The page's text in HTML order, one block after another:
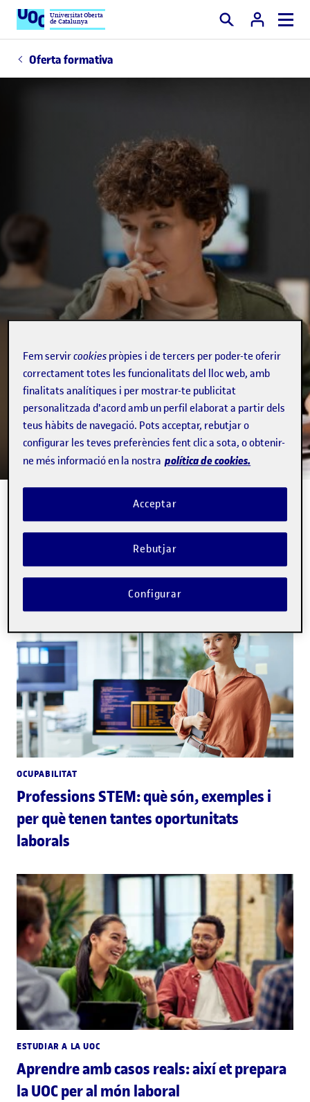
Universitat Oberta
de Catalunya Cercar
Oferta formativa
BLOG DE FORMACIÓ
Descobreix tot el que
cal per estudiar a la
UOC
Blog de Formació
Ocupabilitat Tendències Estudiar a la UOC
OCUPABILITAT
Professions STEM: què són, exemples i
per què tenen tantes oportunitats
laborals
ESTUDIAR A LA UOC
Aprendre amb casos reals: així et prepara
la UOC per al món laboral
Fem servircookies pròpies i de tercers per poder-te oferir
correctament totes les funcionalitats del lloc web, amb
finalitats analítiques i per mostrar-te publicitat
personalitzada d'acord amb un perfil elaborat a partir dels
teus hàbits de navegació. Pots acceptar, rebutjar o
configurar les teves preferències fent clic a sota, o obtenir-
ne més informació en la nostra política de cookies.
Rebutjar
Acceptar
Configurar